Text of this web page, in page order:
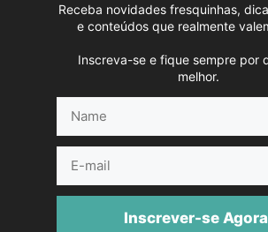
Receba novidades fresquinhas,
e conteúdos que realmente
Inscreva-se e fique sempre por
melhor.
mail
Inscrever-se